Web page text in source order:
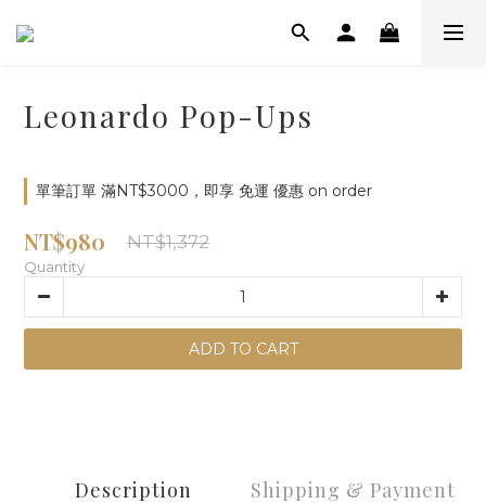
Leonardo Pop-Ups
單筆訂單 滿NT$3000，即享 免運 優惠 on order
NT$980 NT$1,372
Quantity
ADD TO CART
Description Shipping & Payment